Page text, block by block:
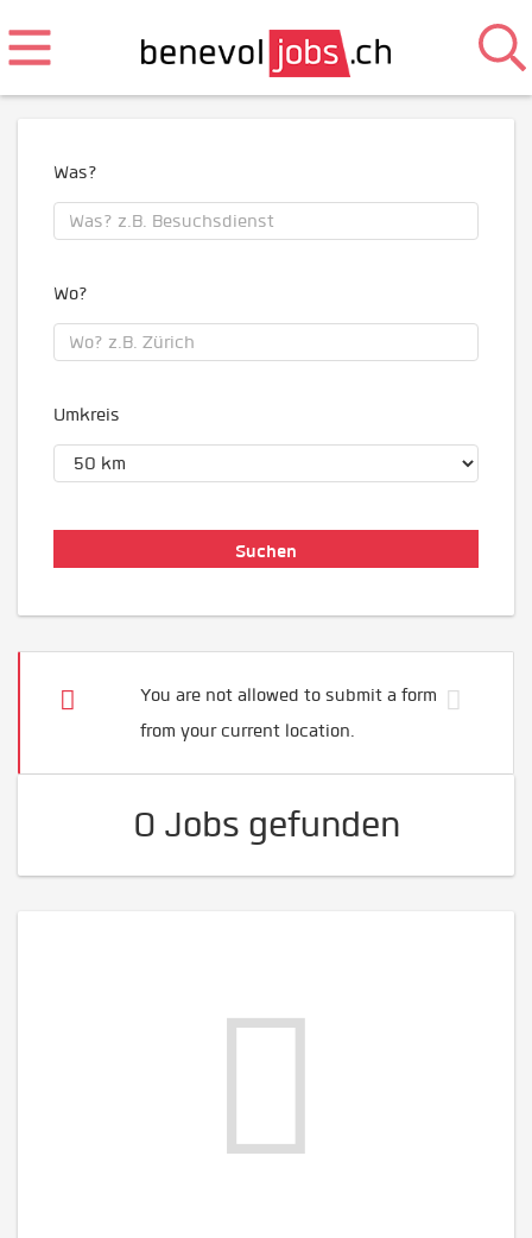
Was?
Wo?
Umkreis
You are not allowed to submit a form
from your current location.
0 Jobs gefunden